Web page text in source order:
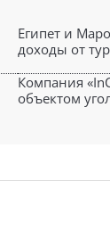
Египет и
доходы от
Компания
объектом